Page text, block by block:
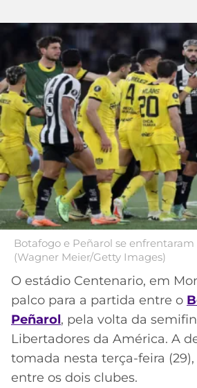
BETBOOM
CÓDIGO
DE
INDICAÇÃO
BET365
CÓDIGO
BETANO
MELHORES
APPS
APOSTAS
CASSINOS
ONLINE
MELHORES
CASSINOS
ONLINE
PALMEIRAS
CORINTHIANS
SÃO
PAULO
SANTOS
FLAMENGO
BOTAFOGO
VASCO
INTERNACIONAL
SÉRIE
A
LIBERTADORES
COPA
DO
BRASIL
PREMIER
LEAGUE
COPA
SUL-
AMERICANA
LIGA
DOS
CAMPEÕES
LALIGA
ESPORTIVA
MERCADO
DA
BOLA
PALPITES
Acesse o perfil do autor
no Twitter
Botafogo e Peñarol se
(Wagner Meier/Getty Images)
O estádio Centenario, em
palco para a partida entre o
Peñarol, pela volta da
Libertadores da América. A
tomada nesta terça-feira
entre os dois clubes.